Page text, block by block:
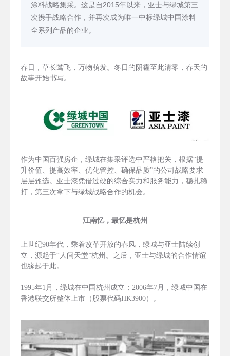
涂料战略集采。这是自2015年以来，亚士与绿城第三
次携手战略合作，并再次成为唯一中标绿城中国涂料
全系列产品的企业。
春日，草长莺飞，万物萌发。冬日的阴霾至此清零，春天的
故事开始书写。
作为中国百强房企，绿城在集采评选中严格把关，根据“提
升价值、提高效率、优化管控、确保品质”的公司战略要求
层层甄选。亚士漆凭借过硬的综合实力和服务能力，稳扎稳
打，第三次拿下与绿城战略合作的机会。
江南忆，最忆是杭州
上世纪90年代，乘着改革开放的春风，绿城与亚士陆续创
立，源起于“人间天堂”杭州。之后，亚士与绿城的合作情谊
也缘起于此。
1995年1月，绿城在中国杭州成立；2006年7月，绿城中国在
香港联交所整体上市（股票代码HK3900）。